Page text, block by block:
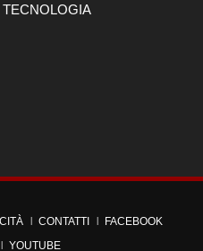
TECNOLOGIA
CONTATTI
FACEBOOK
YOUTUBE